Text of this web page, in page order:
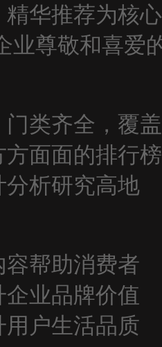
精华推荐为核心
业尊敬和喜爱
类齐全，覆
面面的排行
析研究高地
容帮助消费者
企业品牌价值
用户生活品质